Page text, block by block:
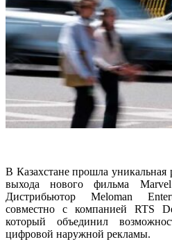
В Казахстане прошла уникальная
выхода нового фильма
Дистрибьютор Meloman
совместно с компанией RTS
который объединил
цифровой наружной рекламы.